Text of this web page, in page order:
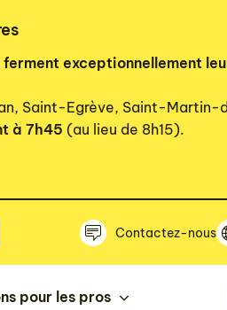
exceptionnellement
Saint-Egrève, Saint-Martin-
à 7h45 (au lieu de 8h15).
Contactez-nous
pour les pros